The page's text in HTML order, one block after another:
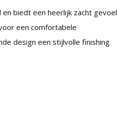
biedt een heerlijk zacht gevoel
een comfortabele
design een stijlvolle finishing